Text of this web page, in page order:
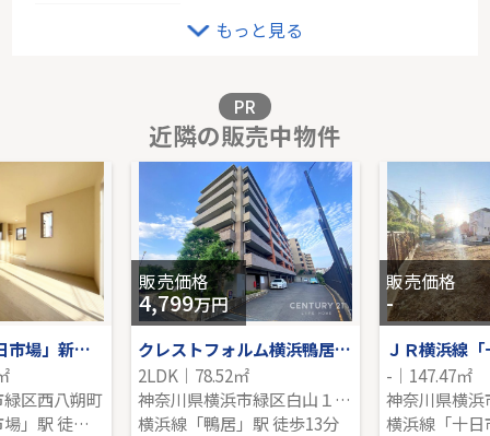
販売価格を見る
ＪＲ南武線「津田山」新築戸建
-｜4LDK｜105.58㎡｜南
販売価格を見る
もっと見る
PR
近隣の販売中物件
JR横浜線「十日市場」新築戸建て
区西八朔町
横浜線「十日市場」駅 徒歩22分
販売価格
4,799万円
クレストフォルム横浜鴨居弐番館
2LDK｜78.52㎡
神奈川県横浜市緑区白山１丁目
横浜線「鴨居」駅 徒歩13分
販売価格
-
ＪＲ横浜線
-｜147.47㎡